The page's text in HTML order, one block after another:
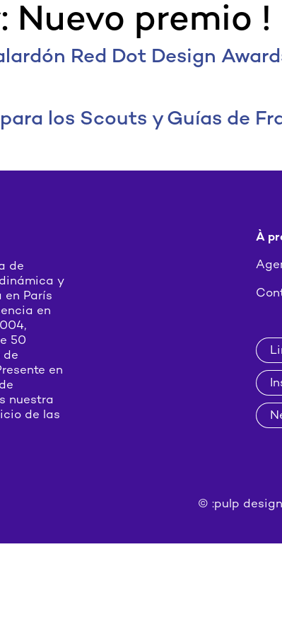
Nuevo premio !
Red Dot Design
los Scouts y Guías de
de
y
en París
en
50
de
en
nuestra
de las
À
© :pulp